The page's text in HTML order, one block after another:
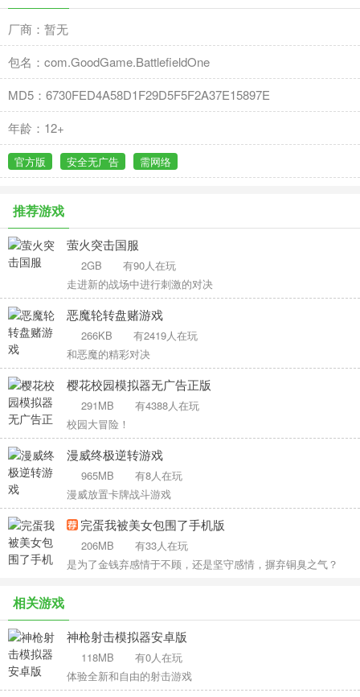
厂商：暂无
包名：com.GoodGame.BattlefieldOne
MD5：6730FED4A58D1F29D5F5F2A37E15897E
年龄：12+
官方版 安全无广告 需网络
推荐游戏
萤火突击国服
2GB
有90人在玩
走进新的战场中进行刺激的对决
恶魔轮转盘赌游戏
266KB
有2419人在玩
和恶魔的精彩对决
樱花校园模拟器无广告正版
291MB
有4388人在玩
校园大冒险！
漫威终极逆转游戏
965MB
有8人在玩
漫威放置卡牌战斗游戏
完蛋我被美女包围了手机版
206MB
有33人在玩
是为了金钱弃感情于不顾，还是坚守感情，摒弃铜臭之气？
相关游戏
神枪射击模拟器安卓版
118MB
有0人在玩
体验全新和自由的射击游戏